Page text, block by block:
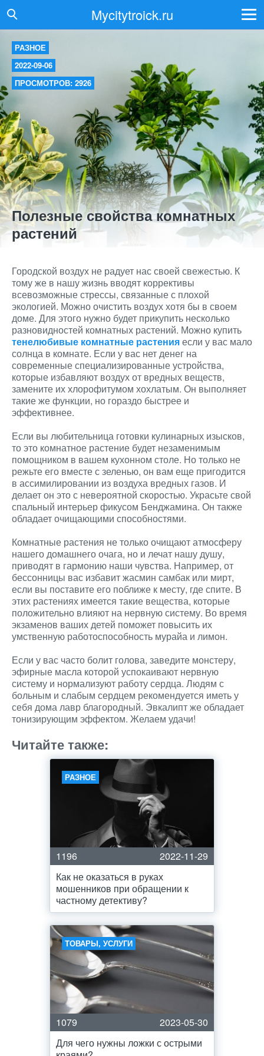
Mycitytroick.ru
РАЗНОЕ
2022-09-06
ПРОСМОТРОВ: 2926
Полезные свойства комнатных
растений
Городской воздух не радует нас своей свежестью. К
тому же в нашу жизнь вводят коррективы
всевозможные стрессы, связанные с плохой
экологией. Можно очистить воздух хотя бы в своем
доме. Для этого нужно будет прикупить несколько
разновидностей комнатных растений. Можно купить
тенелюбивые комнатные растенияесли у вас мало
солнца в комнате. Если у вас нет денег на
современные специализированные устройства,
которые избавляют воздух от вредных веществ,
замените их хлорофитумом хохлатым. Он выполняет
такие же функции, но гораздо быстрее и
эффективнее.
Если вы любительница готовки кулинарных изысков,
то это комнатное растение будет незаменимым
помощником в вашем кухонном столе. Но только не
режьте его вместе с зеленью, он вам еще пригодится
в ассимилировании из воздуха вредных газов. И
делает он это с невероятной скоростью. Украсьте свой
спальный интерьер фикусом Бенджамина. Он также
обладает очищающими способностями.
Комнатные растения не только очищают атмосферу
нашего домашнего очага, но и лечат нашу душу,
приводят в гармонию наши чувства. Например, от
бессонницы вас избавит жасмин самбак или мирт,
если вы поставите его поближе к месту, где спите. В
этих растениях имеется такие вещества, которые
положительно влияют на нервную систему. Во время
экзаменов ваших детей поможет повысить их
умственную работоспособность мурайа и лимон.
Если у вас часто болит голова, заведите монстеру,
эфирные масла которой успокаивают нервную
систему и нормализуют работу сердца. Людям с
больным и слабым сердцем рекомендуется иметь у
себя дома лавр благородный. Эвкалипт же обладает
тонизирующим эффектом. Желаем удачи!
Читайте также:
РАЗНОЕ
1196
2022-11-29
Как не оказаться в руках
мошенников при обращении к
частному детективу?
ТОВАРЫ, УСЛУГИ
1079
2023-05-30
Для чего нужны ложки с острыми